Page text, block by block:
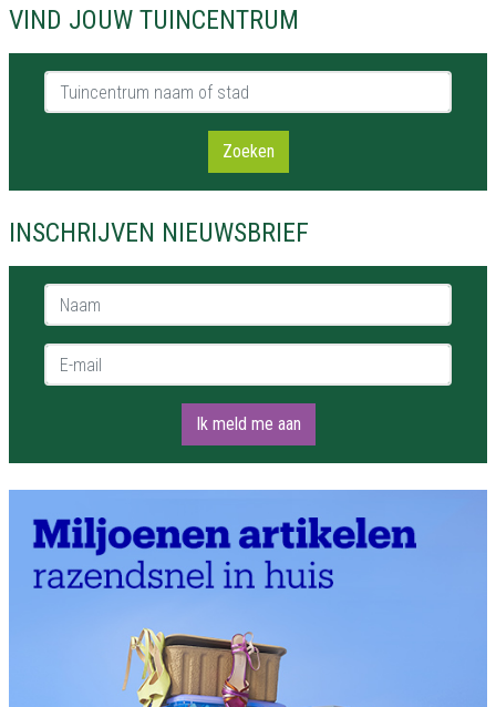
VIND JOUW TUINCENTRUM
Tuincentrum naam of stad
Zoeken
INSCHRIJVEN NIEUWSBRIEF
Naam *
E-mail *
Ik meld me aan